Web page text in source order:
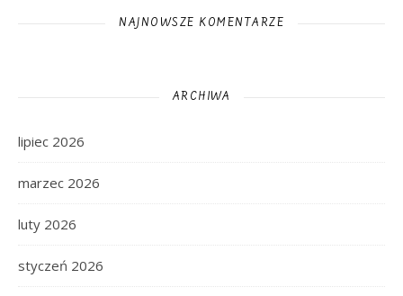
NAJNOWSZE KOMENTARZE
ARCHIWA
lipiec 2026
marzec 2026
luty 2026
styczeń 2026